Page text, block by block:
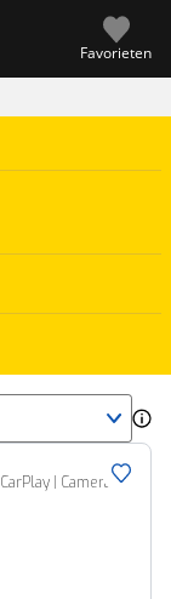
Favorieten
2.0 TDI L2H1 *MARGE* | Trekhaak | Cruise Control | CarPlay | Camera | Maxton |